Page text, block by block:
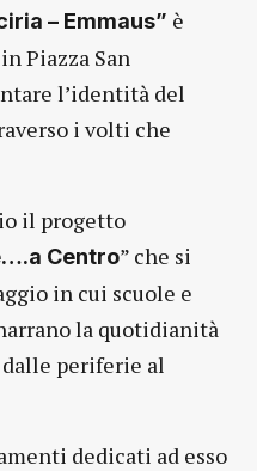
– Emmaus” è
Piazza San
l’identità del
i volti che
il progetto
Centro” che si
in cui scuole e
la quotidianità
periferie al
dedicati ad esso